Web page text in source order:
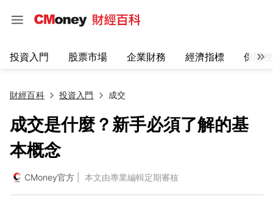
投資入門 股票市場 企業財務 經濟指標 保險
財經百科 投資入門 成交
成交是什麼？新手必須了解的基
本概念
CMoney官方 | 本文由專業編輯定期審核